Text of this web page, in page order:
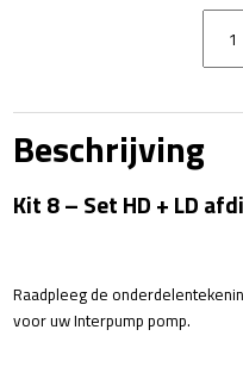
-
+
aantal
Beschrijving
Kit 8 – Set HD + LD
Raadpleeg de
voor uw Interpump pomp.